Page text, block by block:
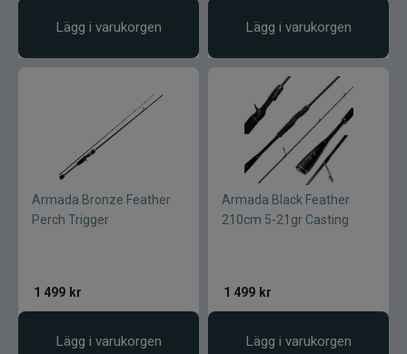
Lägg i varukorgen Lägg i varukorgen
Armada Bronze Feather
Perch Trigger
1 499 kr
Lägg i varukorgen
Armada Black Feather
210cm 5-21gr Casting
1 499 kr
Lägg i varukorgen